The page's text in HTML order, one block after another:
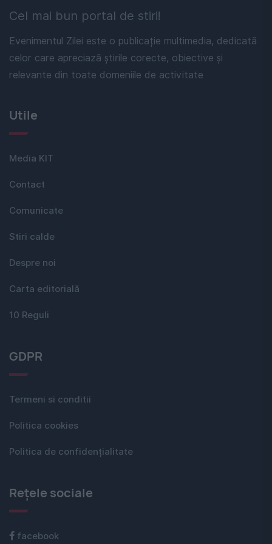
Cel mai bun portal de stiri!
Evenimentul Zilei este o publicație multimedia, dedicată
celor care apreciază știrile corecte, obiective și
relevante din toate domeniile de activitate
Utile
Media KIT
Contact
Comunicate
Stiri calde
Despre noi
Carta editorială
10 Reguli
GDPR
Termeni si conditii
Politica cookies
Politica de confidențialitate
Rețele sociale
facebook